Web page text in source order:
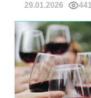
29.01.2026